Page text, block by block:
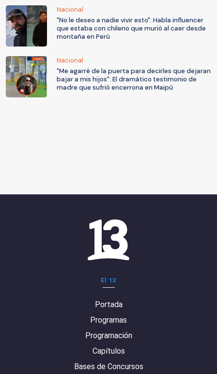
Nacional
"No le deseo a nadie vivir esto": Habla influencer
que estaba con chileno que murió al caer desde
montaña en Perú
Nacional
"Me agarré de la puerta para decirles que dejaran
bajar a mis hijos": El dramático testimonio de
madre que sufrió encerrona en Maipú
El 13
Portada
Programas
Programación
Capítulos
Bases de Concursos